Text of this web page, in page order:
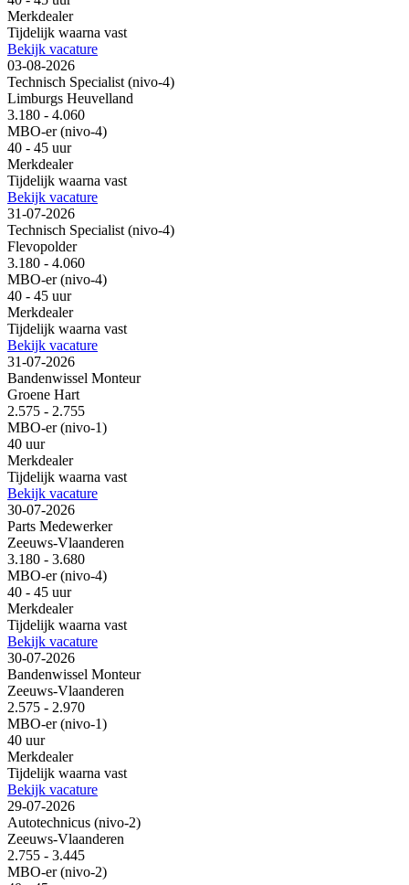
Merkdealer
Tijdelijk waarna vast
Bekijk vacature
03-08-2026
Technisch Specialist (nivo-4)
Limburgs Heuvelland
3.180 - 4.060
MBO-er (nivo-4)
40 - 45 uur
Merkdealer
Tijdelijk waarna vast
Bekijk vacature
31-07-2026
Technisch Specialist (nivo-4)
Flevopolder
3.180 - 4.060
MBO-er (nivo-4)
40 - 45 uur
Merkdealer
Tijdelijk waarna vast
Bekijk vacature
31-07-2026
Bandenwissel Monteur
Groene Hart
2.575 - 2.755
MBO-er (nivo-1)
40 uur
Merkdealer
Tijdelijk waarna vast
Bekijk vacature
30-07-2026
Parts Medewerker
Zeeuws-Vlaanderen
3.180 - 3.680
MBO-er (nivo-4)
40 - 45 uur
Merkdealer
Tijdelijk waarna vast
Bekijk vacature
30-07-2026
Bandenwissel Monteur
Zeeuws-Vlaanderen
2.575 - 2.970
MBO-er (nivo-1)
40 uur
Merkdealer
Tijdelijk waarna vast
Bekijk vacature
29-07-2026
Autotechnicus (nivo-2)
Zeeuws-Vlaanderen
2.755 - 3.445
MBO-er (nivo-2)